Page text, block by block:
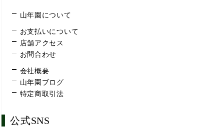
山年園について
お支払いについて
店舗アクセス
お問合わせ
会社概要
山年園ブログ
特定商取引法
公式SNS